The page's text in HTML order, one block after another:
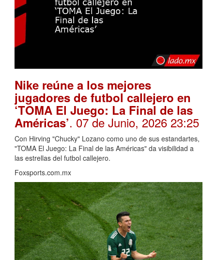
Nike reúne a los mejores
jugadores de futbol callejero en
‘TOMA El Juego: La Final de las
Américas’. 07 de Junio, 2026 23:25
Con Hirving "Chucky" Lozano como uno de sus estandartes,
"TOMA El Juego: La Final de las Américas" da visibilidad a
las estrellas del futbol callejero.
Foxsports.com.mx